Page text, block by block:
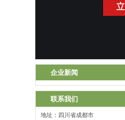
企业新闻
联系我们
地址：四川省成都市